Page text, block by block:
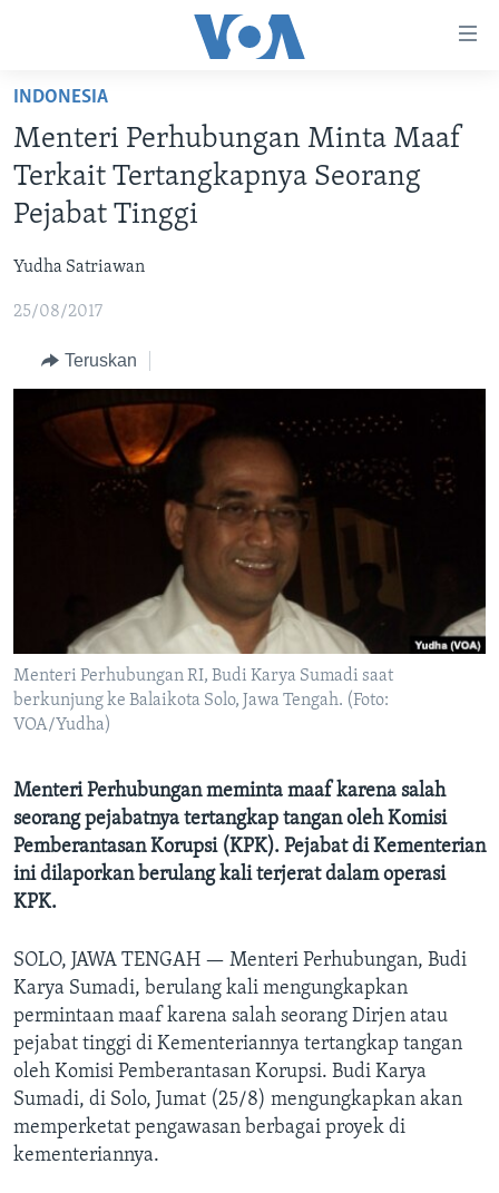
Akses
Lanjut
ke
Konten
Utama
Lanjut
ke
Utama
Lanjut
DUNIA
VIDEO
POLYGRAPH
DAFTAR PROGRAM
INDONESIA
Menteri Perhubungan Minta Maaf
Terkait Tertangkapnya Seorang
Pejabat Tinggi
Yudha Satriawan
25/08/2017
Teruskan
Menteri Perhubungan RI, Budi Karya Sumadi saat
berkunjung ke Balaikota Solo, Jawa Tengah. (Foto:
VOA/Yudha)
Menteri Perhubungan meminta maaf karena salah
seorang pejabatnya tertangkap tangan oleh Komisi
Pemberantasan Korupsi (KPK). Pejabat di Kementerian
ini dilaporkan berulang kali terjerat dalam operasi
KPK.
SOLO, JAWA TENGAH — Menteri Perhubungan, Budi
Karya Sumadi, berulang kali mengungkapkan
permintaan maaf karena salah seorang Dirjen atau
pejabat tinggi di Kementeriannya tertangkap tangan
oleh Komisi Pemberantasan Korupsi. Budi Karya
Sumadi, di Solo, Jumat (25/8) mengungkapkan akan
memperketat pengawasan berbagai proyek di
kementeriannya.